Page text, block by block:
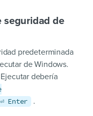
seguridad de
predeterminada
de Windows.
debería
⏎ Enter
.